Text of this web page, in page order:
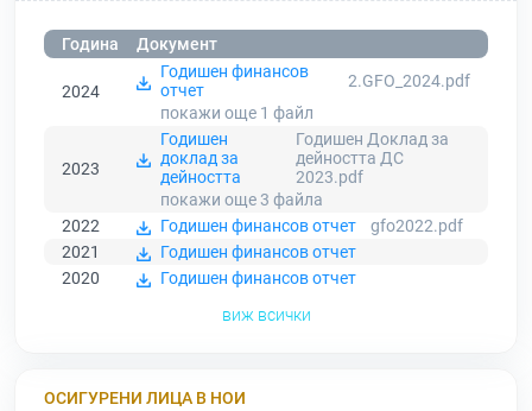
Година Документ
2024
Годишен финансов
отчет
2.GFO_2024.pdf
покажи още 1 файл
2023
Годишен
доклад за
дейността
Годишен Доклад за
дейността ДС
2023.pdf
покажи още 3 файла
2022
Годишен финансов отчет
gfo2022.pdf
2021
Годишен финансов отчет
2020
Годишен финансов отчет
виж всички
ОСИГУРЕНИ ЛИЦА В НОИ